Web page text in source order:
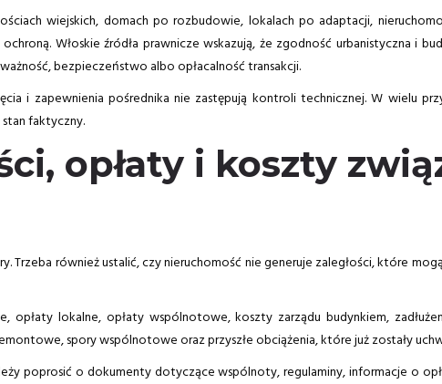
wiejskich, domach po rozbudowie, lokalach po adaptacji,
Włoskie źródła prawnicze wskazują, że zgodność urbanistyczna i
bezpieczeństwo albo opłacalność transakcji.
i zapewnienia pośrednika nie zastępują kontroli technicznej. W wielu
faktyczny.
opłaty i koszty
Trzeba również ustalić, czy nieruchomość nie generuje zaległości, które
opłaty lokalne, opłaty wspólnotowe, koszty zarządu budynkiem,
spory wspólnotowe oraz przyszłe obciążenia, które już zostały
poprosić o dokumenty dotyczące wspólnoty, regulaminy, informacje o